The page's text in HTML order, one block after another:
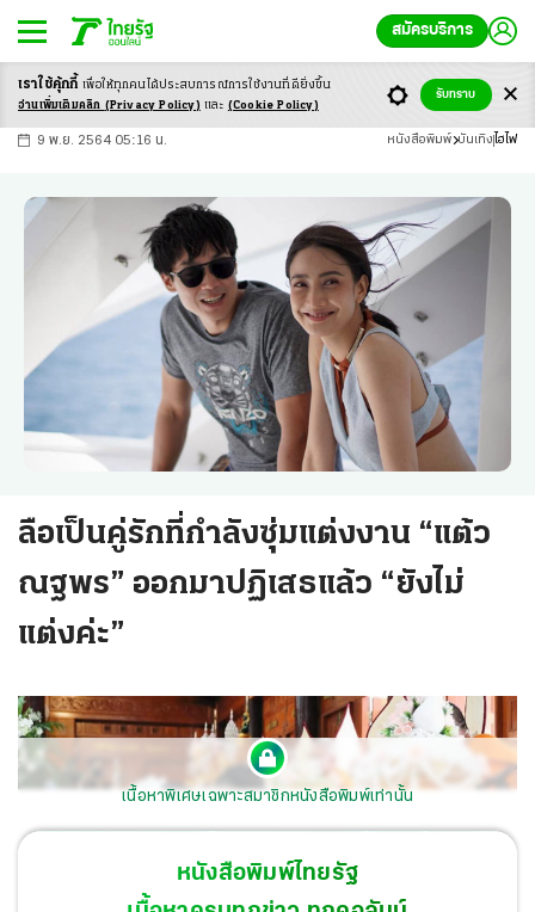
สมัครบริการ
-ก ก ก+
9 พ.ย. 2564 05:16 น. หนังสือพิมพ์ บันเทิง ไฮไฟ
ลือเป็นคู่รักที่กำลังซุ่มแต่งงาน “แต้ว
ณฐพร” ออกมาปฏิเสธแล้ว “ยังไม่
แต่งค่ะ”
เนื้อหาพิเศษเฉพาะสมาชิกหนังสือพิมพ์เท่านั้น
หนังสือพิมพ์ไทยรัฐ
เราใช้คุ้กกี้ เพื่อให้ทุกคนได้ประสบการณ์การใช้งานที่ดียิ่งขึ้น
อ่านเพิ่มเติมคลิก (Privacy Policy) และ (Cookie Policy)
รับทราบ